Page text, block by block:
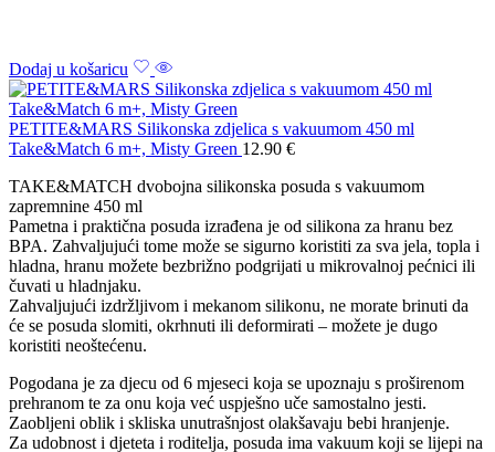
Dodaj u košaricu
PETITE&MARS Silikonska zdjelica s vakuumom 450 ml
Take&Match 6 m+, Misty Green 12.90 €
TAKE&MATCH dvobojna silikonska posuda s vakuumom
zapremnine 450 ml
Pametna i praktična posuda izrađena je od silikona za hranu bez
BPA. Zahvaljujući tome može se sigurno koristiti za sva jela, topla i
hladna, hranu možete bezbrižno podgrijati u mikrovalnoj pećnici ili
čuvati u hladnjaku.
Zahvaljujući izdržljivom i mekanom silikonu, ne morate brinuti da
će se posuda slomiti, okrhnuti ili deformirati – možete je dugo
koristiti neoštećenu.
Pogodana je za djecu od 6 mjeseci koja se upoznaju s proširenom
prehranom te za onu koja već uspješno uče samostalno jesti.
Zaobljeni oblik i skliska unutrašnjost olakšavaju bebi hranjenje.
Za udobnost i djeteta i roditelja, posuda ima vakuum koji se lijepi na